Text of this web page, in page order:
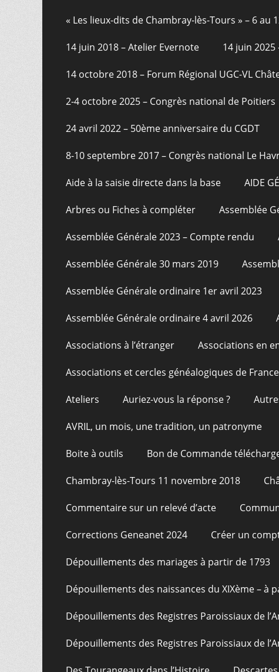
de
page
contenu
« Les lieux-dits de Chambray-lès-Tours » – 6 au
14 juin 2018 – Atelier Evernote 14 juin
14 octobre 2018 – Forum Régional UGC-VL
2-4 octobre 2025 – Congrès national de Poitiers
24 avril 2022 – 50ème anniversaire du CGDT
8-10 septembre 2017 – Congrès national Le
Aide à la saisie directe dans la base AIDE
Arbres ou Fiches à compléter Assemblée
Assemblée Générale 2023 – Compte rendu
Assemblée Générale 30 mars 2019
Assemblée Générale ordinaire 1er avril 2023
Assemblée Générale ordinaire 4 avril 2026
Associations à l’étranger Associations en
Associations et cercles généalogiques de
Ateliers Auriez-vous la réponse ?
AVRIL, un mois, une tradition, un patronyme
Boite à outils Bon de Commande
Chambray-lès-Tours 11 novembre 2018
Commentaire sur un relevé d’acte
Corrections Geneanet 2024 Créer un
Dépouillements des mariages à partir de 1793
Dépouillements des naissances du XIXème – à
Dépouillements des Registres Paroissiaux de
Dépouillements des Registres Paroissiaux de